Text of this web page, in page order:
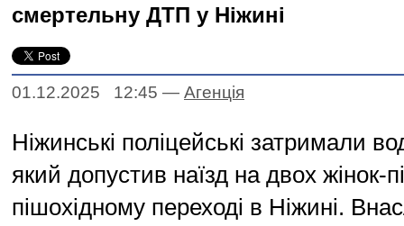
смертельну ДТП у Ніжині
01.12.2025 12:45 — Агенцiя
Ніжинські поліцейські затримали
який допустив наїзд на двох жінок-
пішохідному переході в Ніжині.